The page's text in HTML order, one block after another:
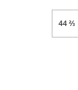
⅔ 44